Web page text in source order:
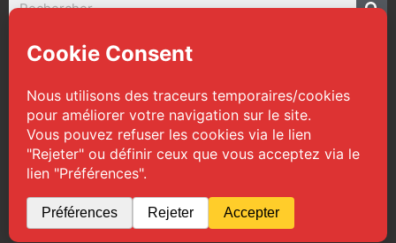
© 2026 Toulouse Polars du Sud | Tous droits
réservés
Web Design : TPS|Mentions légales